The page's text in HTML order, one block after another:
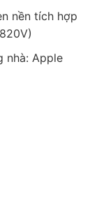
kế màn hình siêu
sắc nét, trang bị
nền tích hợp
nhà: Apple